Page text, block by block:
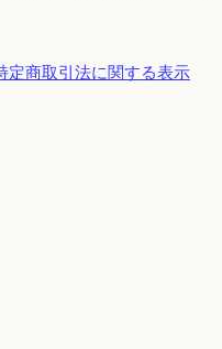
定商取引法に関する表示